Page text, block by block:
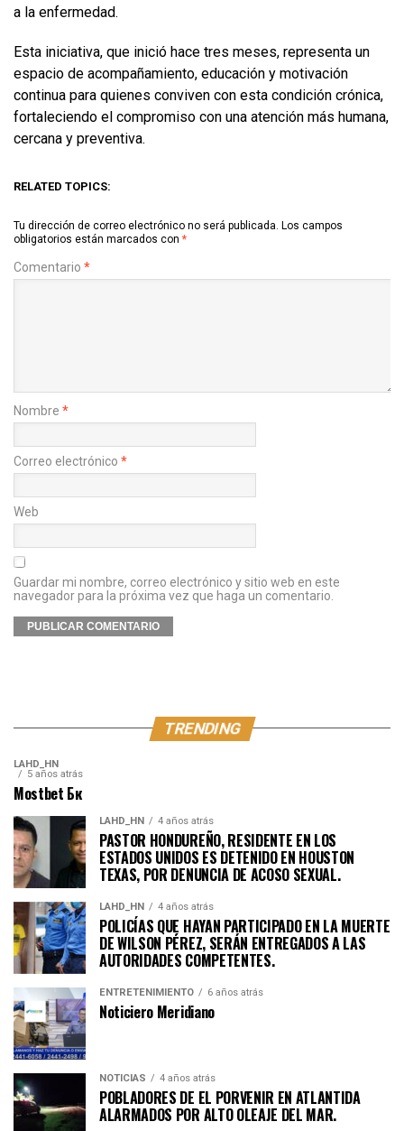
a la enfermedad.
Esta iniciativa, que inició hace tres meses, representa un
espacio de acompañamiento, educación y motivación
continua para quienes conviven con esta condición crónica,
fortaleciendo el compromiso con una atención más humana,
cercana y preventiva.
RELATED TOPICS:
Tu dirección de correo electrónico no será publicada. Los campos
obligatorios están marcados con *
Comentario *
Nombre *
Correo electrónico *
Web
Guardar mi nombre, correo electrónico y sitio web en este
navegador para la próxima vez que haga un comentario.
TRENDING
LAHD_HN
5 años atrás
Mostbet Бк
LAHD_HN 4 años atrás
PASTOR HONDUREÑO, RESIDENTE EN LOS
ESTADOS UNIDOS ES DETENIDO EN HOUSTON
TEXAS, POR DENUNCIA DE ACOSO SEXUAL.
LAHD_HN 4 años atrás
POLICÍAS QUE HAYAN PARTICIPADO EN LA MUERTE
DE WILSON PÉREZ, SERÁN ENTREGADOS A LAS
AUTORIDADES COMPETENTES.
ENTRETENIMIENTO 6 años atrás
Noticiero Meridiano
NOTICIAS 4 años atrás
POBLADORES DE EL PORVENIR EN ATLANTIDA
ALARMADOS POR ALTO OLEAJE DEL MAR.